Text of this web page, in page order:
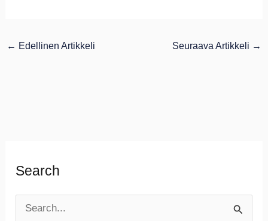
← Edellinen Artikkeli Seuraava Artikkeli →
Search